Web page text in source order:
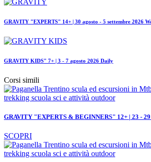
GRAVITY "EXPERTS" 14+ | 30 agosto - 5 settembre 2026
GRAVITY KIDS" 7+ | 3 - 7 agosto 2026 Daily
Corsi simili
GRAVITY "EXPERTS & BEGINNERS" 12+ | 23 -
SCOPRI